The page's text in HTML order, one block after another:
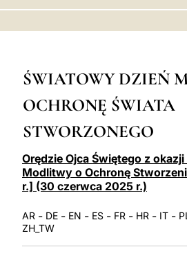
ŚWIATOWY DZIEŃ
OCHRONĘ ŚWIATA
STWORZONEGO
Orędzie Ojca Świętego z
Modlitwy o Ochronę
r.] (30 czerwca 2025 r.)
AR - DE - EN - ES - FR - HR - IT -
ZH_TW